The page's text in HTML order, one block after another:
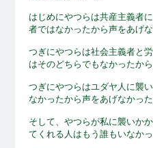
はじめにやつらは共産主義者
者ではなかったから声をあげな
つぎにやつらは社会主義者と
はそのどちらでもなかったか
つぎにやつらはユダヤ人に襲
なかったから声をあげなかった
そして、やつらが私に襲いか
てくれる人はもう誰もいなかっ